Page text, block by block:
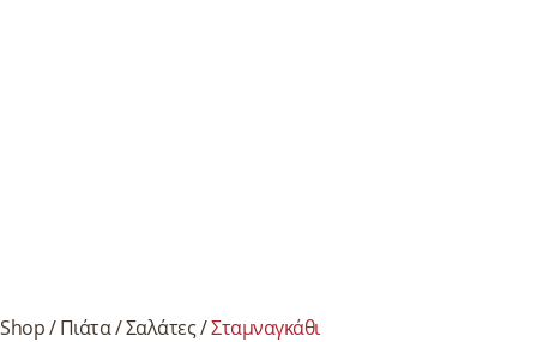
Shop/Πιάτα/Σαλάτες/Σταμναγκάθι